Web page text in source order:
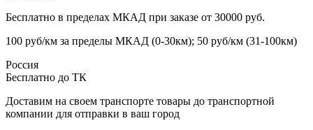
Бесплатно в пределах МКАД при заказе от 30000 руб.
100 руб/км за пределы МКАД (0-30км); 50 руб/км (31-100км)
Россия
Бесплатно до ТК
Доставим на своем транспорте товары до транспортной
компании для отправки в ваш город